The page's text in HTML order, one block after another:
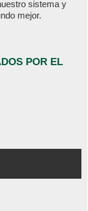
sistema y
mejor.
POR EL